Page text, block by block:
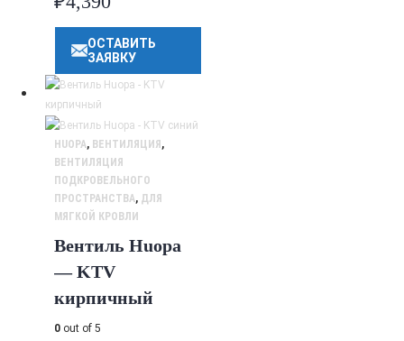
ОСТАВИТЬ
ЗАЯВКУ
HUOPA, ВЕНТИЛЯЦИЯ,
ВЕНТИЛЯЦИЯ
ПОДКРОВЕЛЬНОГО
ПРОСТРАНСТВА, ДЛЯ
МЯГКОЙ КРОВЛИ
Вентиль Huopa
— KTV
кирпичный
0 out of 5